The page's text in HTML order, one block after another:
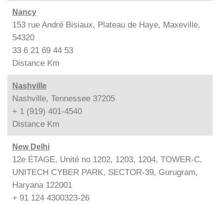
Nancy
153 rue André Bisiaux, Plateau de Haye, Maxeville,
54320
33 6 21 69 44 53
Distance Km
Nashville
Nashville, Tennessee 37205
+ 1 (919) 401-4540
Distance Km
New Delhi
12e ÉTAGE, Unité no 1202, 1203, 1204, TOWER-C,
UNITECH CYBER PARK, SECTOR-39, Gurugram,
Haryana 122001
+ 91 124 4300323-26